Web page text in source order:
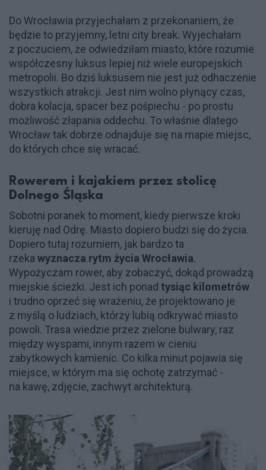
Do Wrocławia przyjechałam z przekonaniem, że
będzie to przyjemny, letni city break. Wyjechałam
z poczuciem, że odwiedziłam miasto, które rozumie
współczesny luksus lepiej niż wiele europejskich
metropolii. Bo dziś luksusem nie jest już odhaczenie
wszystkich atrakcji. Jest nim wolno płynący czas,
dobra kolacja, spacer bez pośpiechu - po prostu
możliwość złapania oddechu. To właśnie dlatego
Wrocław tak dobrze odnajduje się na mapie miejsc,
do których chce się wracać.
Rowerem i kajakiem przez stolicę
Dolnego Śląska
Sobotni poranek to moment, kiedy pierwsze kroki
kieruję nad Odrę. Miasto dopiero budzi się do życia.
Dopiero tutaj rozumiem, jak bardzo ta
rzeka wyznacza rytm życia Wrocławia.
Wypożyczam rower, aby zobaczyć, dokąd prowadzą
miejskie ścieżki. Jest ich ponad tysiąc kilometrów
i trudno oprzeć się wrażeniu, że projektowano je
z myślą o ludziach, którzy lubią odkrywać miasto
powoli. Trasa wiedzie przez zielone bulwary, raz
między wyspami, innym razem w cieniu
zabytkowych kamienic. Co kilka minut pojawia się
miejsce, w którym ma się ochotę zatrzymać -
na kawę, zdjęcie, zachwyt architekturą.